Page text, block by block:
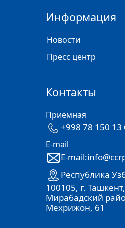
Информация
Новости
Пресс центр
Контакты
Приёмная
+998 78 150 13
E-mail
E-
Республика
100105, г. Ташкент,
Мирабадский
Мехрижон, 61